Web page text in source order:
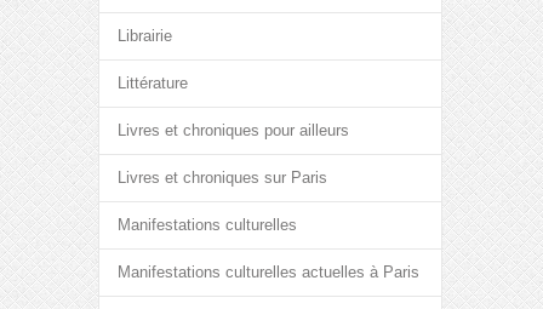
Librairie
Littérature
Livres et chroniques pour ailleurs
Livres et chroniques sur Paris
Manifestations culturelles
Manifestations culturelles actuelles à Paris